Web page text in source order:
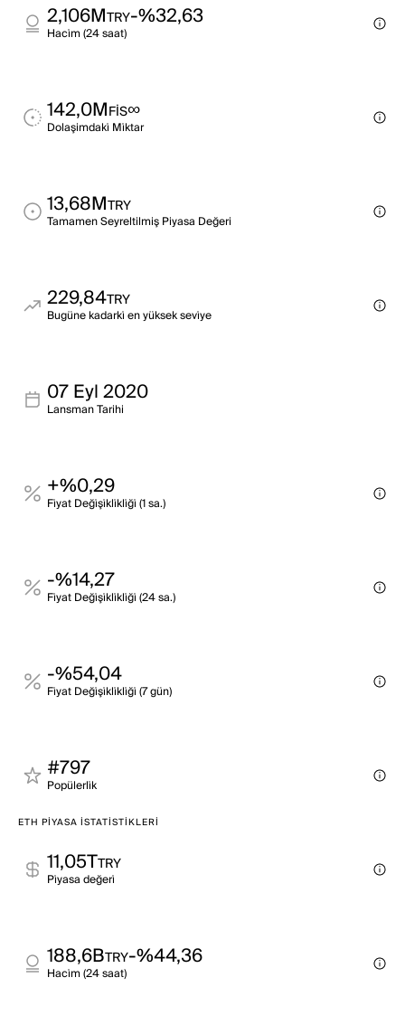
2,106MTRY-%32,63
Haci̇m (24 saat)
142,0MFIS∞
Dolaşimdaki̇ Mi̇ktar
13,68MTRY
Tamamen Seyreltilmiş Piyasa Değeri
229,84TRY
Bugüne kadarki̇ en yüksek sevi̇ye
07 Eyl 2020
Lansman Tarihi
+%0,29
Fi̇yat Deği̇şi̇kli̇kli̇ği̇ (1 sa.)
-%14,27
Fi̇yat Deği̇şi̇kli̇kli̇ği̇ (24 sa.)
-%54,04
Fi̇yat Deği̇şi̇kli̇kli̇ği̇ (7 gün)
#797
Popülerli̇k
ETH PIYASA İSTATISTIKLERI
11,05TTRY
Pi̇yasa değeri̇
188,6BTRY-%44,36
Haci̇m (24 saat)